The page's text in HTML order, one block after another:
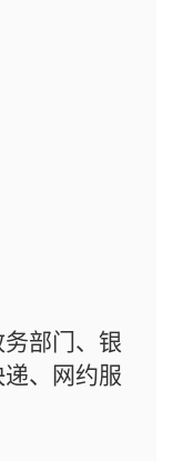
部门、银
、网约服